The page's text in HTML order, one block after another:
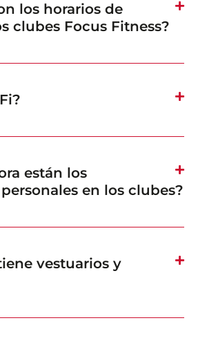
los horarios de
clubes Focus Fitness?
están los
en los clubes?
vestuarios y